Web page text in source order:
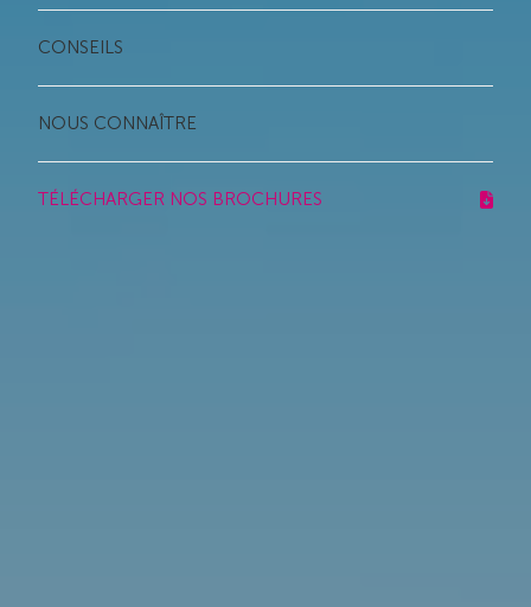
CONSEILS
NOUS CONNAÎTRE
TÉLÉCHARGER NOS BROCHURES